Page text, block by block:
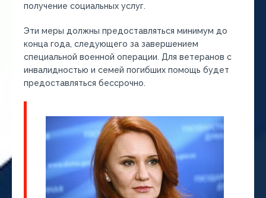
получение социальных услуг.
Эти меры должны предоставляться минимум до
конца года, следующего за завершением
специальной военной операции. Для ветеранов с
инвалидностью и семей погибших помощь будет
предоставляться бессрочно.